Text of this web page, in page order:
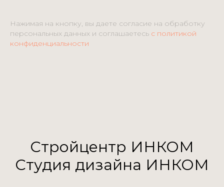
Нажимая на кнопку, вы даете согласие на обработку
персональных данных и соглашаетесь c политикой
конфиденциальности
Стройцентр ИНКОМ
Студия дизайна ИНКОМ